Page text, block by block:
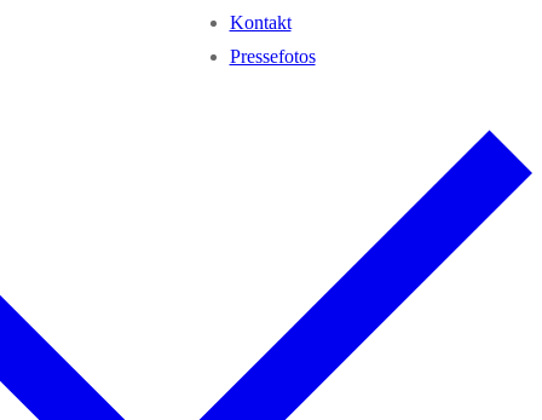
Kontakt
Pressefotos